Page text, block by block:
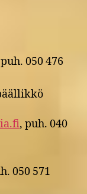
050 476
, puh. 040
050 571